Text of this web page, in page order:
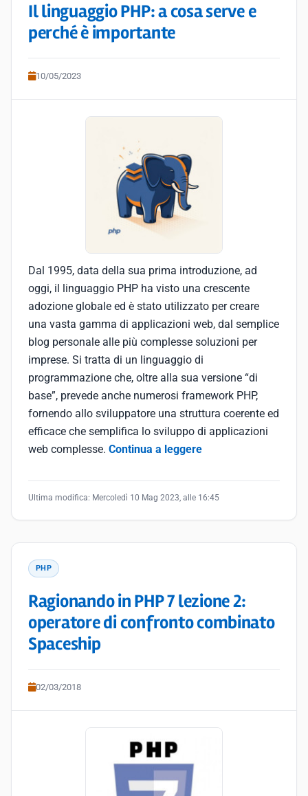
Il linguaggio PHP: a cosa serve e
perché è importante
10/05/2023
Dal 1995, data della sua prima introduzione, ad
oggi, il linguaggio PHP ha visto una crescente
adozione globale ed è stato utilizzato per creare
una vasta gamma di applicazioni web, dal semplice
blog personale alle più complesse soluzioni per
imprese. Si tratta di un linguaggio di
programmazione che, oltre alla sua versione “di
base”, prevede anche numerosi framework PHP,
fornendo allo sviluppatore una struttura coerente ed
efficace che semplifica lo sviluppo di applicazioni
web complesse. Continua a leggere
Ultima modifica: Mercoledì 10 Mag 2023, alle 16:45
PHP
Ragionando in PHP 7 lezione 2:
operatore di confronto combinato
Spaceship
02/03/2018